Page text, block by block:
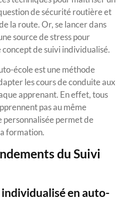
de sécurité routière et
la route. Or, se lancer dans
source de stress pour
de suivi individualisé.
école est une méthode
les cours de conduite aux
apprenant. En effet, tous
pas au même
permet de
formation.
du Suivi
en auto-